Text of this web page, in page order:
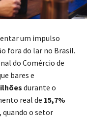
um impulso
fora do lar no Brasil.
do Comércio de
bares e
durante o
real de 15,7%
quando o setor